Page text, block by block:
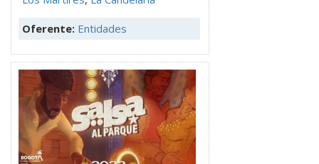
Oferente: Entidades